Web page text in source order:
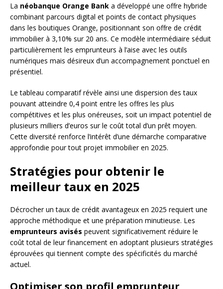
La néobanque Orange Bank a développé une offre hybride
combinant parcours digital et points de contact physiques
dans les boutiques Orange, positionnant son offre de crédit
immobilier à 3,10% sur 20 ans. Ce modèle intermédiaire séduit
particulièrement les emprunteurs à l’aise avec les outils
numériques mais désireux d’un accompagnement ponctuel en
présentiel.
Le tableau comparatif révèle ainsi une dispersion des taux
pouvant atteindre 0,4 point entre les offres les plus
compétitives et les plus onéreuses, soit un impact potentiel de
plusieurs milliers d’euros sur le coût total d’un prêt moyen.
Cette diversité renforce l’intérêt d’une démarche comparative
approfondie pour tout projet immobilier en 2025.
Stratégies pour obtenir le
meilleur taux en 2025
Décrocher un taux de crédit avantageux en 2025 requiert une
approche méthodique et une préparation minutieuse. Les
emprunteurs avisés peuvent significativement réduire le
coût total de leur financement en adoptant plusieurs stratégies
éprouvées qui tiennent compte des spécificités du marché
actuel.
Optimiser son profil emprunteur